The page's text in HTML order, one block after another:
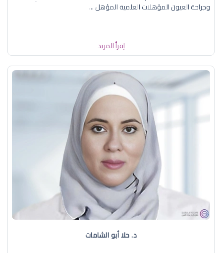
وجراحة العيون المؤهلات العلمية المؤهل ...
إقرأ المزيد
د. حلا أبو الشامات